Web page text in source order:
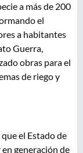
a más de 200
el
a habitantes
Guerra,
obras para el
de riego y
el Estado de
generación de